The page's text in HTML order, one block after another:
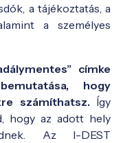
a tájékoztatás, a
a személyes
címke
hogy
számíthatsz. Így
hogy az adott hely
Az I-DEST